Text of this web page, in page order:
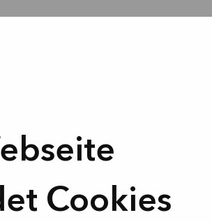
Cookies